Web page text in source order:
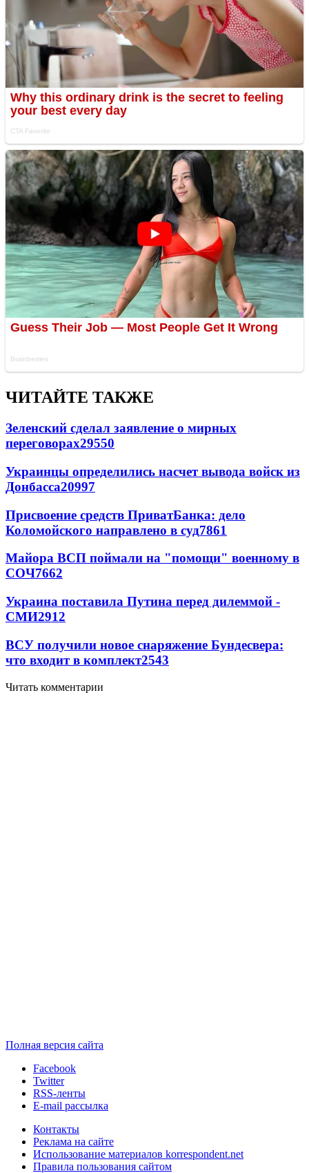
ЧИТАЙТЕ ТАКЖЕ
Зеленский сделал заявление о мирных
переговорах29550
Украинцы определились насчет вывода войск из
Донбасса20997
Присвоение средств ПриватБанка: дело
Коломойского направлено в суд7861
Майора ВСП поймали на "помощи" военному в
СОЧ7662
Украина поставила Путина перед дилеммой -
СМИ2912
ВСУ получили новое снаряжение Бундесвера:
что входит в комплект2543
Читать комментарии
Полная версия сайта
Facebook
Twitter
RSS-ленты
E-mail рассылка
Контакты
Реклама на сайте
Использование материалов korrespondent.net
Правила пользования сайтом